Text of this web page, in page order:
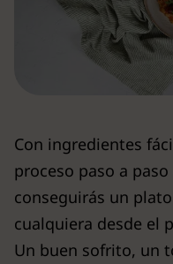
Con ingredientes
proceso paso a
conseguirás un
cualquiera desde el
Un buen sofrito, un